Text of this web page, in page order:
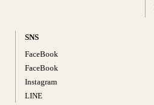
SNS
FaceBook
FaceBook
Instagram
LINE